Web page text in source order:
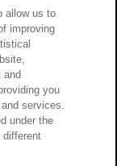
載誤りについて
誘方針
allow us to
improving
and
you
services.
under the
different